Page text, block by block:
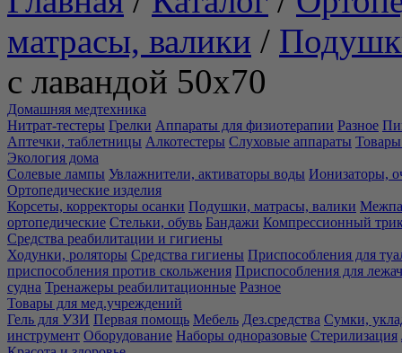
матрасы, валики /
с лавандой 50х70
Домашняя медтехника
Нитрат-тестеры Грелки Аппараты для физиотерапии Разное
Аптечки, таблетницы Алкотестеры Слуховые аппараты Товары
Экология дома
Солевые лампы Увлажнители, активаторы воды Ионизаторы,
Ортопедические изделия
Корсеты, корректоры осанки Подушки, матрасы, валики
ортопедические Стельки, обувь Бандажи Компрессионный
Средства реабилитации и гигиены
Ходунки, роляторы Средства гигиены Приспособления для
приспособления против скольжения Приспособления для
судна Тренажеры реабилитационные Разное
Товары для мед.учреждений
Гель для УЗИ Первая помощь Мебель Дез.средства Сумки,
инструмент Оборудование Наборы одноразовые Стерилизация